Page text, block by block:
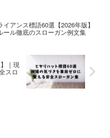
イアンス標語60選【2026年版】
ール徹底のスローガン例文集
｜現
スロ